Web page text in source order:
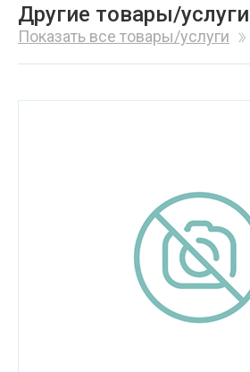
Другие товары/
Показать все товары/услуги